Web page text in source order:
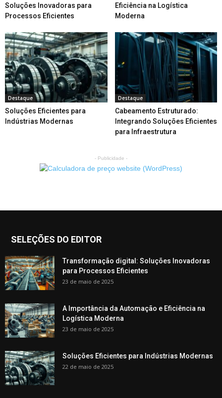
Soluções Inovadoras para
Processos Eficientes
Eficiência na Logística
Moderna
Destaque
Soluções Eficientes para
Indústrias Modernas
Destaque
Cabeamento Estruturado:
Integrando Soluções Eficientes
para Infraestrutura
- Publicidade -
SELEÇÕES DO EDITOR
Transformação digital: Soluções Inovadoras
para Processos Eficientes
23 de maio de 2025
A Importância da Automação e Eficiência na
Logística Moderna
23 de maio de 2025
Soluções Eficientes para Indústrias Modernas
22 de maio de 2025